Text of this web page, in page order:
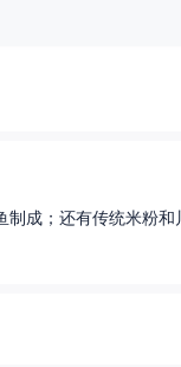
成；还有传统米粉